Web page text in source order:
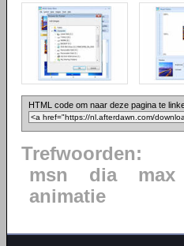
HTML code om naar deze pagina te
Trefwoorden:
msn
dia max
animatie